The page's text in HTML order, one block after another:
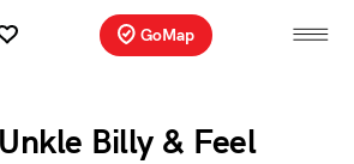
GoMap
Billy & Feel